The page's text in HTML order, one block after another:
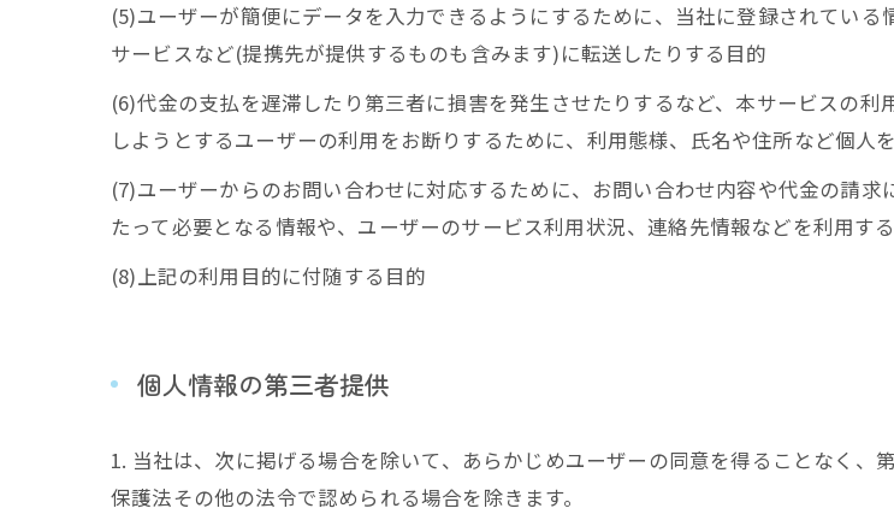
(5)ユーザーが簡便にデータを入力できるようにするために、当社に登録されてい
サービスなど(提携先が提供するものも含みます)に転送したりする目的
(6)代金の支払を遅滞したり第三者に損害を発生させたりするなど、本サービスの
しようとするユーザーの利用をお断りするために、利用態様、氏名や住所など個人
(7)ユーザーからのお問い合わせに対応するために、お問い合わせ内容や代金の請
たって必要となる情報や、ユーザーのサービス利用状況、連絡先情報などを利用す
(8)上記の利用目的に付随する目的
個人情報の第三者提供
1. 当社は、次に掲げる場合を除いて、あらかじめユーザーの同意を得ることなく
保護法その他の法令で認められる場合を除きます。